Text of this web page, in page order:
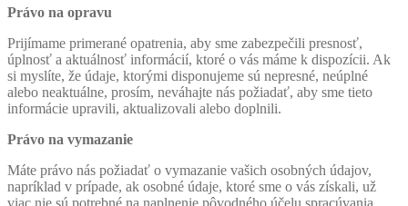
Právo na opravu
Prijímame primerané opatrenia, aby sme zabezpečili presnosť,
úplnosť a aktuálnosť informácií, ktoré o vás máme k dispozícii. Ak
si myslíte, že údaje, ktorými disponujeme sú nepresné, neúplné
alebo neaktuálne, prosím, neváhajte nás požiadať, aby sme tieto
informácie upravili, aktualizovali alebo doplnili.
Právo na vymazanie
Máte právo nás požiadať o vymazanie vašich osobných údajov,
napríklad v prípade, ak osobné údaje, ktoré sme o vás získali, už